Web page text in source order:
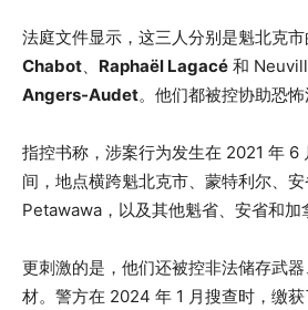
法庭文件显示，这三人分别是魁北克市
Chabot、 Raphaël Lagacé 和
Angers-Audet。他们都被控协助恐怖
指控书称，涉案行为发生在 2021 年 6
间，地点横跨魁北克市、蒙特利尔、
Petawawa，以及其他魁省、安省和加
更刺激的是，他们还被控非法储存武
材。警方在 2024 年 1 月搜查时，缴获